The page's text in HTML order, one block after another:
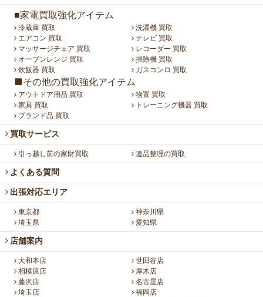
■家電買取強化アイテム
冷蔵庫 買取
洗濯機 買取
エアコン 買取
テレビ 買取
マッサージチェア 買取
レコーダー 買取
オーブンレンジ 買取
掃除機 買取
炊飯器 買取
ガスコンロ 買取
■その他の買取強化アイテム
アウトドア用品 買取
物置 買取
家具 買取
トレーニング機器 買取
ブランド品 買取
買取サービス
引っ越し前の家財買取 遺品整理の買取
よくある質問
出張対応エリア
東京都
神奈川県
埼玉県
愛知県
店舗案内
大和本店
世田谷店
相模原店
厚木店
藤沢店
名古屋店
埼玉店
福岡店